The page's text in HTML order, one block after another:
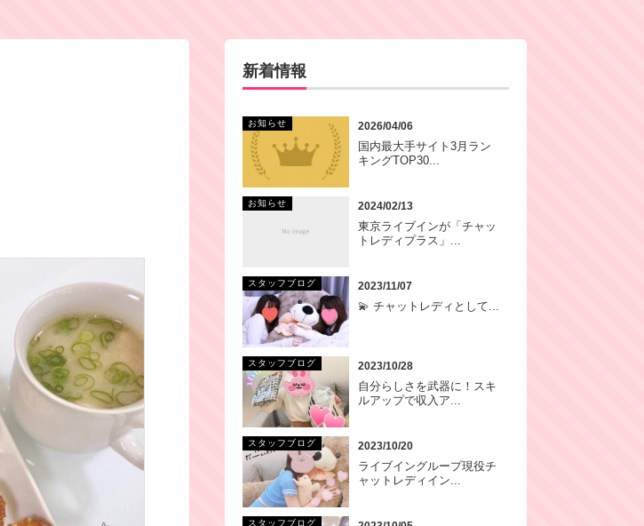
新着情報
お知らせ 2026/04/06
国内最大手サイト3月ラン
キングTOP30...
お知らせ 2024/02/13
東京ライブインが「チャッ
トレディプラス」...
スタッフブログ 2023/11/07
💫 チャットレディとして...
スタッフブログ 2023/10/28
自分らしさを武器に！スキ
ルアップで収入ア...
スタッフブログ 2023/10/20
ライブイングループ現役チ
ャットレディイン...
スタッフブログ